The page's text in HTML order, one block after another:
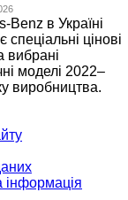
Benz в Україні
спеціальні цінові
вибрані
моделі 2022–
виробництва.
інформація